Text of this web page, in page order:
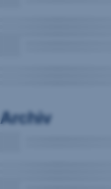
Archiv